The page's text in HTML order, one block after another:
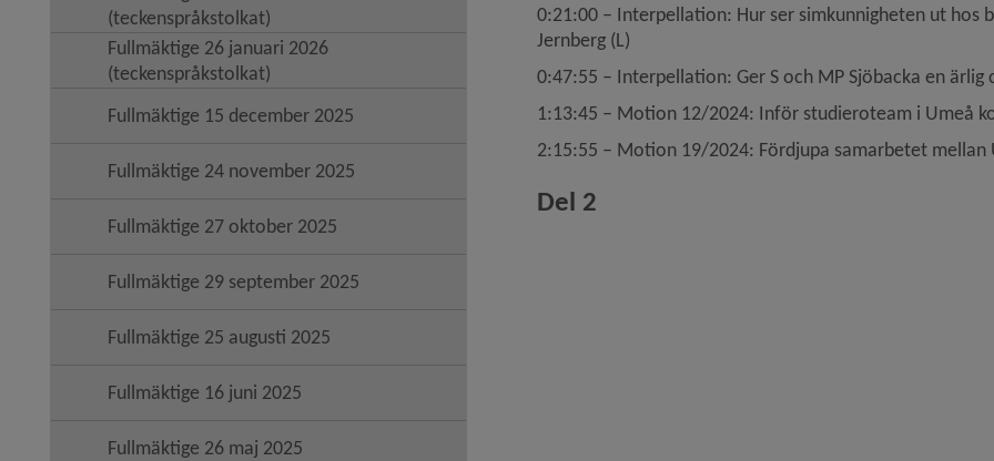
(teckenspråkstolkat)
Fullmäktige 26 januari 2026
(teckenspråkstolkat)
Fullmäktige 15 december 2025
Fullmäktige 24 november 2025
Fullmäktige 27 oktober 2025
Fullmäktige 29 september 2025
Fullmäktige 25 augusti 2025
Fullmäktige 16 juni 2025
Fullmäktige 26 maj 2025
0:21:00 – Interpellation: Hur ser simkunnigheten ut hos
Jernberg (L)
0:47:55 – Interpellation: Ger S och MP Sjöbacka en ärlig
1:13:45 – Motion 12/2024: Inför studieroteam i Umeå
2:15:55 – Motion 19/2024: Fördjupa samarbetet mellan
Del 2